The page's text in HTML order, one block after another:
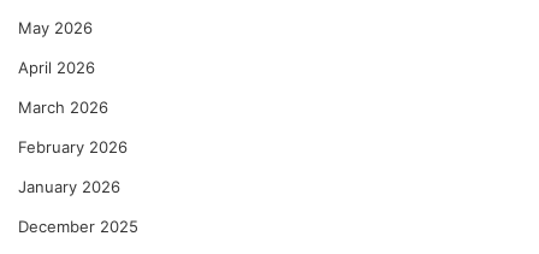
May 2026
April 2026
March 2026
February 2026
January 2026
December 2025